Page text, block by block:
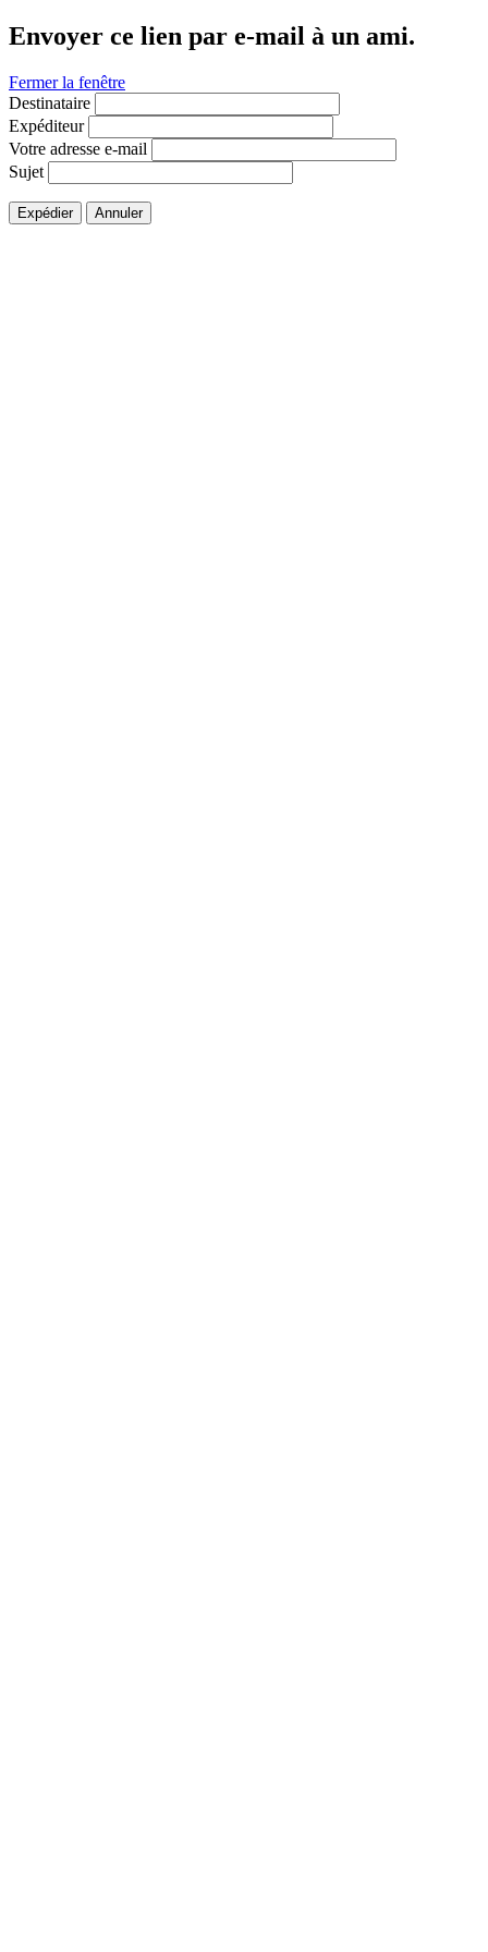
Envoyer ce lien par e-mail à un ami.
Fermer la fenêtre
Destinataire
Expéditeur
Votre adresse e-mail
Sujet
Expédier Annuler